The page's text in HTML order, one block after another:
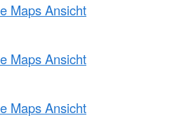
Maps Ansicht
Maps Ansicht
Maps Ansicht